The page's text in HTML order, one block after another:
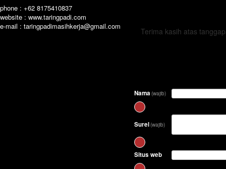
phone : +62 8175410837
website : www.taringpadi.com
e-mail : taringpadimasihkerja@gmail.com Terima kasih atas
Nama (wajib)
Surel(wajib)
Situs web